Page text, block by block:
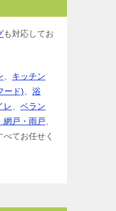
も対応してお
キッチン
ード)
浴
レ
ベラン
網戸・雨戸
べてお任せく